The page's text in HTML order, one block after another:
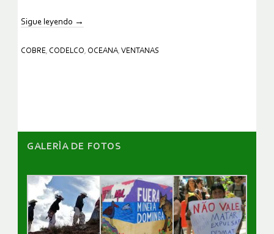
Sigue leyendo →
COBRE, CODELCO, OCEANA, VENTANAS
GALERÌA DE FOTOS